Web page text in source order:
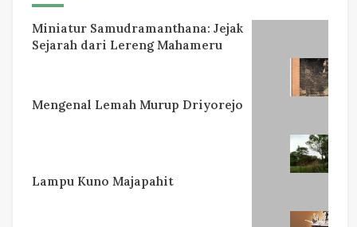
Miniatur Samudramanthana: Jejak
Sejarah dari Lereng Mahameru
Mengenal Lemah Murup Driyorejo
Lampu Kuno Majapahit